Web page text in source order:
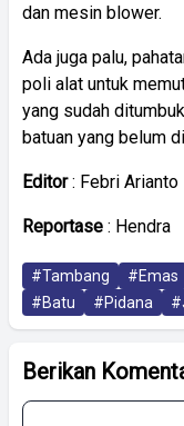
dan mesin blower.
Ada juga palu,
poli alat untuk
yang sudah
batuan yang belum
Editor: Febri Arianto
Reportase : Hendra
#Tambang #Emas
#Batu
#Pidana
Berikan